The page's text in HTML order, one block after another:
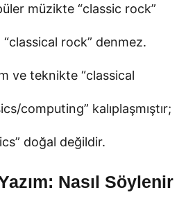
müzikte “classic rock”
rock” denmez.
ve teknikte “classical
computing” kalıplaşmıştır;
doğal değildir.
Nasıl Söylenir